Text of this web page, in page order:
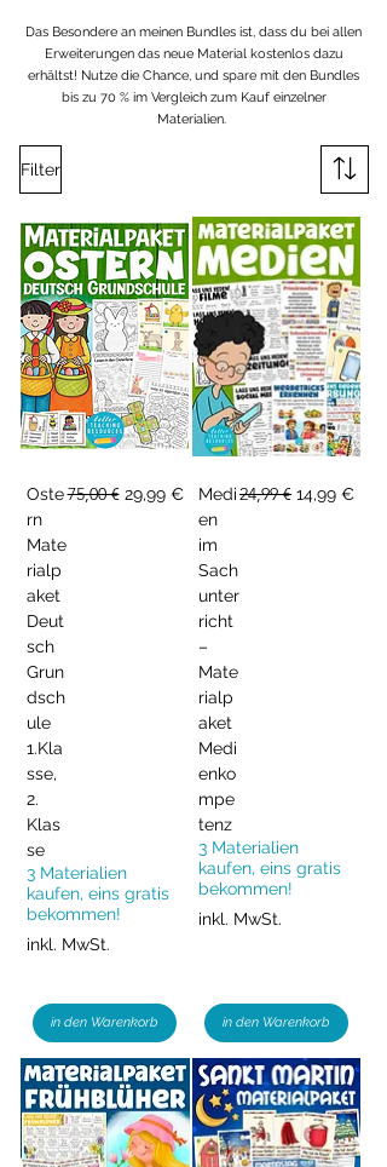
Das Besondere an meinen Bundles ist, dass du bei allen
Erweiterungen das neue Material kostenlos dazu
erhältst! Nutze die Chance, und spare mit den Bundles
bis zu 70 % im Vergleich zum Kauf einzelner
Materialien.
Filter
Oste
rn
Mate
rialp
aket
Deut
sch
Grun
dsch
ule
1.Kla
sse,
2.
Klas
se
Standardpreis
75,00 € Sale-Preis
29,99 €
3 Materialien
kaufen, eins gratis
bekommen!
inkl. MwSt.
in den Warenkorb
Medi
en
im
Sach
unter
richt
–
Mate
rialp
aket
Medi
enko
mpe
tenz
Standardpreis
24,99 € Sale-Preis
14,99 €
3 Materialien
kaufen, eins gratis
bekommen!
inkl. MwSt.
in den Warenkorb